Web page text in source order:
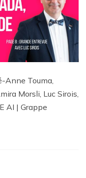
Anne Touma,
Morsli, Luc Sirois,
AI | Grappe